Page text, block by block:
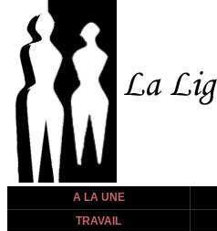
A LA UNE
TRAVAIL